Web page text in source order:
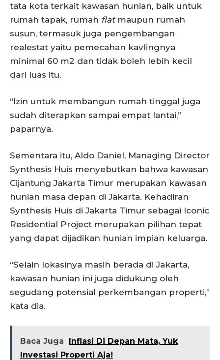
tata kota terkait kawasan hunian, baik untuk
rumah tapak, rumah flatmaupun rumah
susun, termasuk juga pengembangan
realestat yaitu pemecahan kavlingnya
minimal 60 m2 dan tidak boleh lebih kecil
dari luas itu.
“Izin untuk membangun rumah tinggal juga
sudah diterapkan sampai empat lantai,”
paparnya.
Sementara itu, Aldo Daniel, Managing Director
Synthesis Huis menyebutkan bahwa kawasan
Cijantung Jakarta Timur merupakan kawasan
hunian masa depan di Jakarta. Kehadiran
Synthesis Huis di Jakarta Timur sebagai Iconic
Residential Project merupakan pilihan tepat
yang dapat dijadikan hunian impian keluarga.
“Selain lokasinya masih berada di Jakarta,
kawasan hunian ini juga didukung oleh
segudang potensial perkembangan properti,”
kata dia.
Baca Juga
Inflasi Di Depan Mata, Yuk
Investasi Properti Aja!